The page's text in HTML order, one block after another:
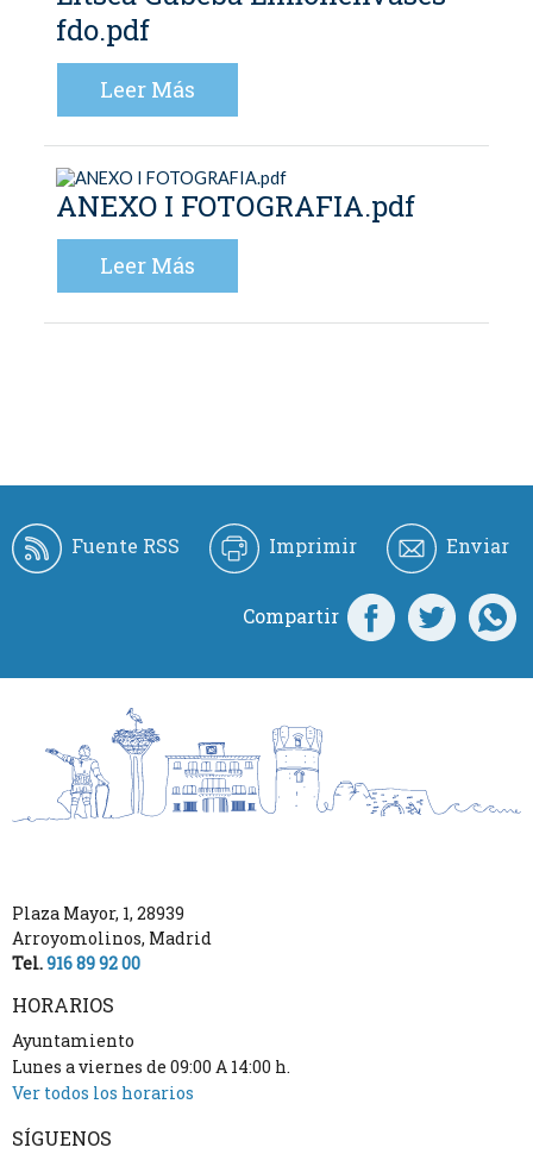
fdo.pdf
Leer Más
ANEXO I FOTOGRAFIA.pdf
Leer Más
Fuente RSS Imprimir Enviar
Compartir
Plaza Mayor, 1, 28939
Arroyomolinos, Madrid
Tel.916 89 92 00
HORARIOS
Ayuntamiento
Lunes a viernes de 09:00 A 14:00 h.
Ver todos los horarios
SÍGUENOS